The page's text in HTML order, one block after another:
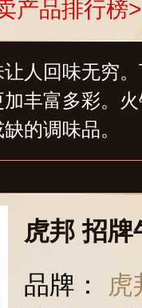
产品排行榜>
人回味无穷
丰富多彩。
的调味品。
虎邦 招牌
品牌：
虎